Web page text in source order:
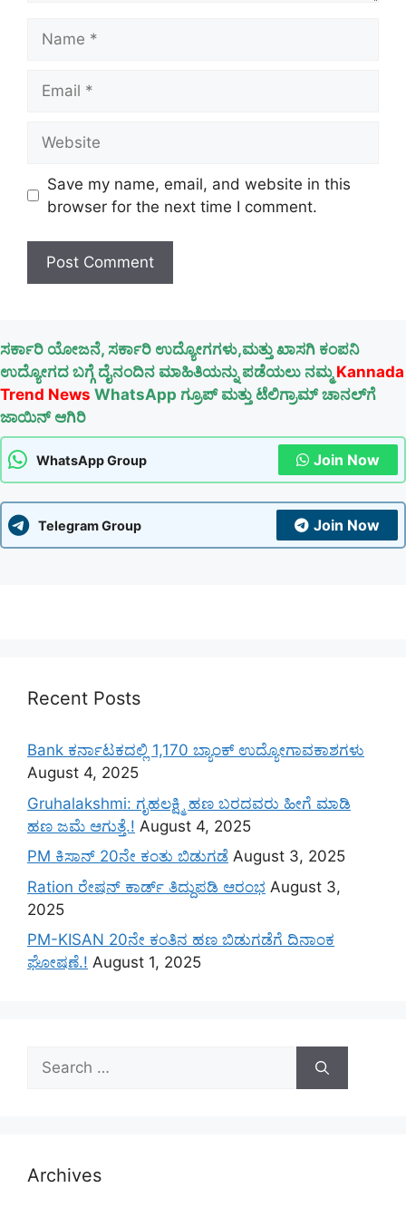
Save my name, email, and website in this
browser for the next time I comment.
ಸರ್ಕಾರಿ ಯೋಜನೆ, ಸರ್ಕಾರಿ ಉದ್ಯೋಗಗಳು,ಮತ್ತು ಖಾಸಗಿ ಕಂಪನಿ
ಉದ್ಯೋಗದ ಬಗ್ಗೆ ದೈನಂದಿನ ಮಾಹಿತಿಯನ್ನು ಪಡೆಯಲು ನಮ್ಮKannada
Trend News WhatsApp ಗ್ರೂಪ್ ಮತ್ತು ಟೆಲಿಗ್ರಾಮ್ ಚಾನಲ್‌ಗೆ
ಜಾಯಿನ್ ಆಗಿರಿ
WhatsApp Group Join Now
Telegram Group Join Now
Recent Posts
Bank ಕರ್ನಾಟಕದಲ್ಲಿ 1,170 ಬ್ಯಾಂಕ್ ಉದ್ಯೋಗಾವಕಾಶಗಳು
August 4, 2025
Gruhalakshmi: ಗೃಹಲಕ್ಷ್ಮಿ ಹಣ ಬರದವರು ಹೀಗೆ ಮಾಡಿ
ಹಣ ಜಮೆ‌ ಆಗುತ್ತೆ.! August 4, 2025
PM ಕಿಸಾನ್ 20ನೇ ಕಂತು ಬಿಡುಗಡೆ August 3, 2025
Ration ರೇಷನ್ ಕಾರ್ಡ್ ತಿದ್ದುಪಡಿ ಆರಂಭ August 3,
2025
PM-KISAN 20ನೇ ಕಂತಿನ ಹಣ ಬಿಡುಗಡೆಗೆ ದಿನಾಂಕ
ಘೋಷಣೆ.! August 1, 2025
Search
for:
Archives